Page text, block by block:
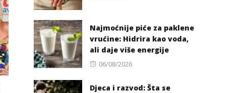
Najmoćnije piće za paklene
vrućine: Hidrira kao voda,
ali daje više energije
Posted
06/08/2026
Djeca i razvod: Šta se